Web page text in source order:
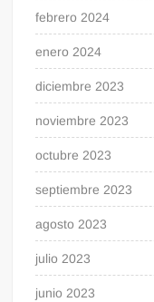
febrero 2024
enero 2024
diciembre 2023
noviembre 2023
octubre 2023
septiembre 2023
agosto 2023
julio 2023
junio 2023